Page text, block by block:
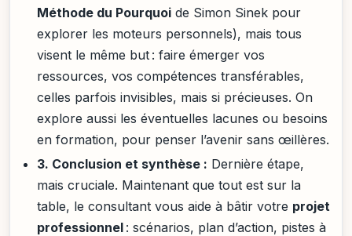
Méthode du Pourquoi de Simon Sinek pour
explorer les moteurs personnels), mais tous
visent le même but : faire émerger vos
ressources, vos compétences transférables,
celles parfois invisibles, mais si précieuses. On
explore aussi les éventuelles lacunes ou besoins
en formation, pour penser l’avenir sans œillères.
3. Conclusion et synthèse : Dernière étape,
mais cruciale. Maintenant que tout est sur la
table, le consultant vous aide à bâtir votre projet
professionnel : scénarios, plan d’action, pistes à